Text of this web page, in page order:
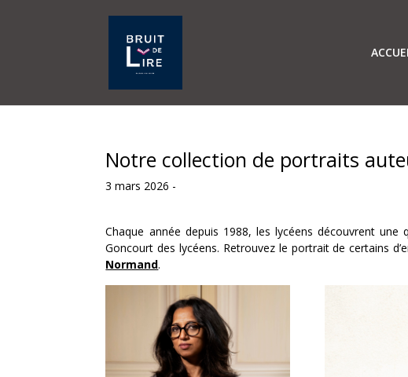
Notre collection de portraits
3 mars 2026 -
Chaque année depuis 1988, les lycéens découvrent
Goncourt des lycéens. Retrouvez le portrait de certains
Normand.